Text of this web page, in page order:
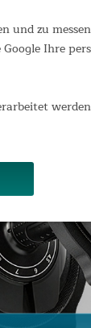
und zu
Ihre